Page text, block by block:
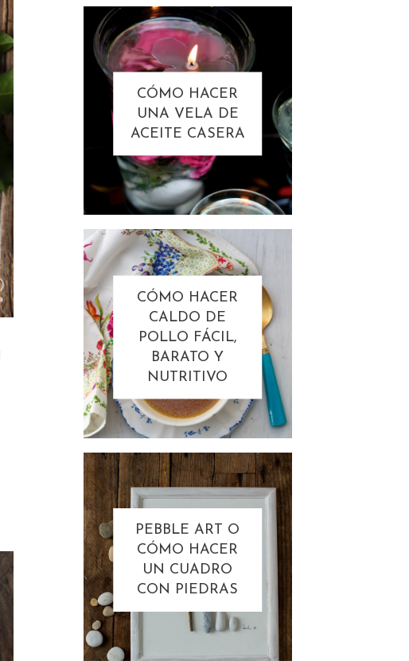
CÓMO HACER
UNA VELA DE
ACEITE CASERA
CÓMO HACER
CALDO DE
POLLO FÁCIL,
BARATO Y
NUTRITIVO
PEBBLE ART O
CÓMO HACER
UN CUADRO
CON PIEDRAS